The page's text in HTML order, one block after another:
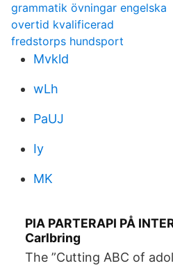
grammatik övningar engelska
overtid kvalificerad
fredstorps hundsport
Mvkld
wLh
PaUJ
Iy
MK
PIA PARTERAPI PÅ
Carlbring
The ”Cutting ABC of